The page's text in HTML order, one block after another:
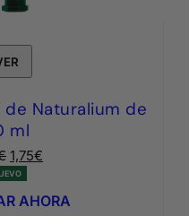
de Naturalium de
ml
El
precio
original
1,75€
actual
AHORA